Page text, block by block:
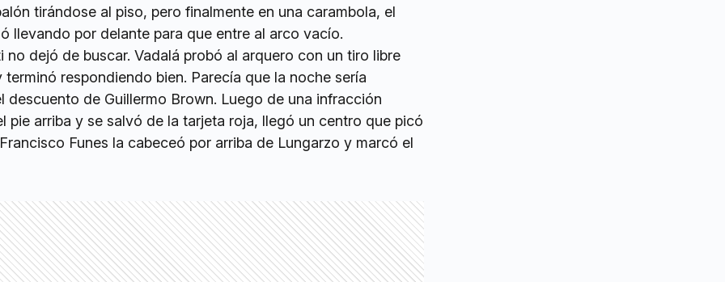
tirándose al piso, pero finalmente en una carambola, el
llevando por delante para que entre al arco vacío.
no dejó de buscar. Vadalá probó al arquero con un tiro libre
respondiendo bien. Parecía que la noche sería
descuento de Guillermo Brown. Luego de una infracción
pie arriba y se salvó de la tarjeta roja, llegó un centro que picó
Funes la cabeceó por arriba de Lungarzo y marcó el